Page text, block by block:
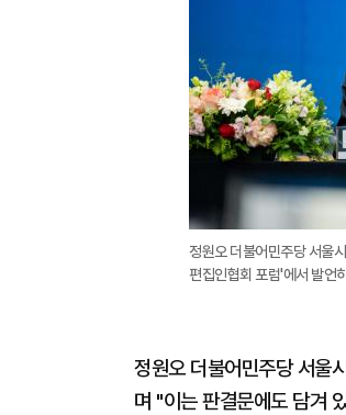
정원오 더불어민주당 서울
편집인협회 포럼'에서 발언
정원오 더불어민주당 서울
며 "이는 판결문에도 담겨